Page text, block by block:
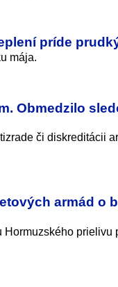
príde
mája.
Obmedzilo
či diskreditácii
armád o
prielivu